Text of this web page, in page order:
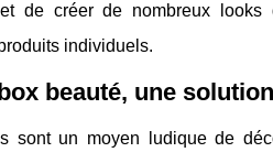
et de créer de nombreux
individuels.
beauté, une
sont un moyen ludique de